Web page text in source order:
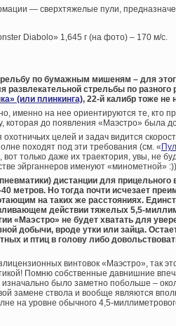
— сверхтяжелые пули,
Diabolo» 1,645 г (на фото) – 170 м/с.
по бумажным мишеням – для
развлекательной стрельбы по
(или плинкинга), 22-й калибр тоже не
именно на нее ориентируются те, кто
которая до появления «Маэстро» была
целей и задач видится
походят под эти требования (см. «
только даже их траектория, увы, не
эйрганнеров именуют «минометной»
дистанции для
метров. Но тогда почти исчезает
на таких же расстояниях.
действии тяжелых 5,5-
«Маэстро» не будет хватать для
добычи, вроде утки или зайца.
и птиц в голову либо
винтовок «Маэстро», так
Помню собственные давнишние
изначально было заметно побольше –
замене ствола и вообще являются
на уровне обычного 4,5-